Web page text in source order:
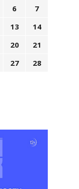
6
7
13
14
20
21
27
28